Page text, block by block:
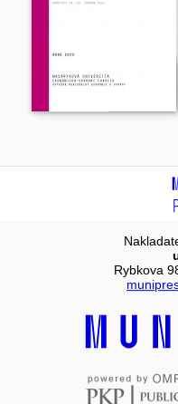
Rybkova